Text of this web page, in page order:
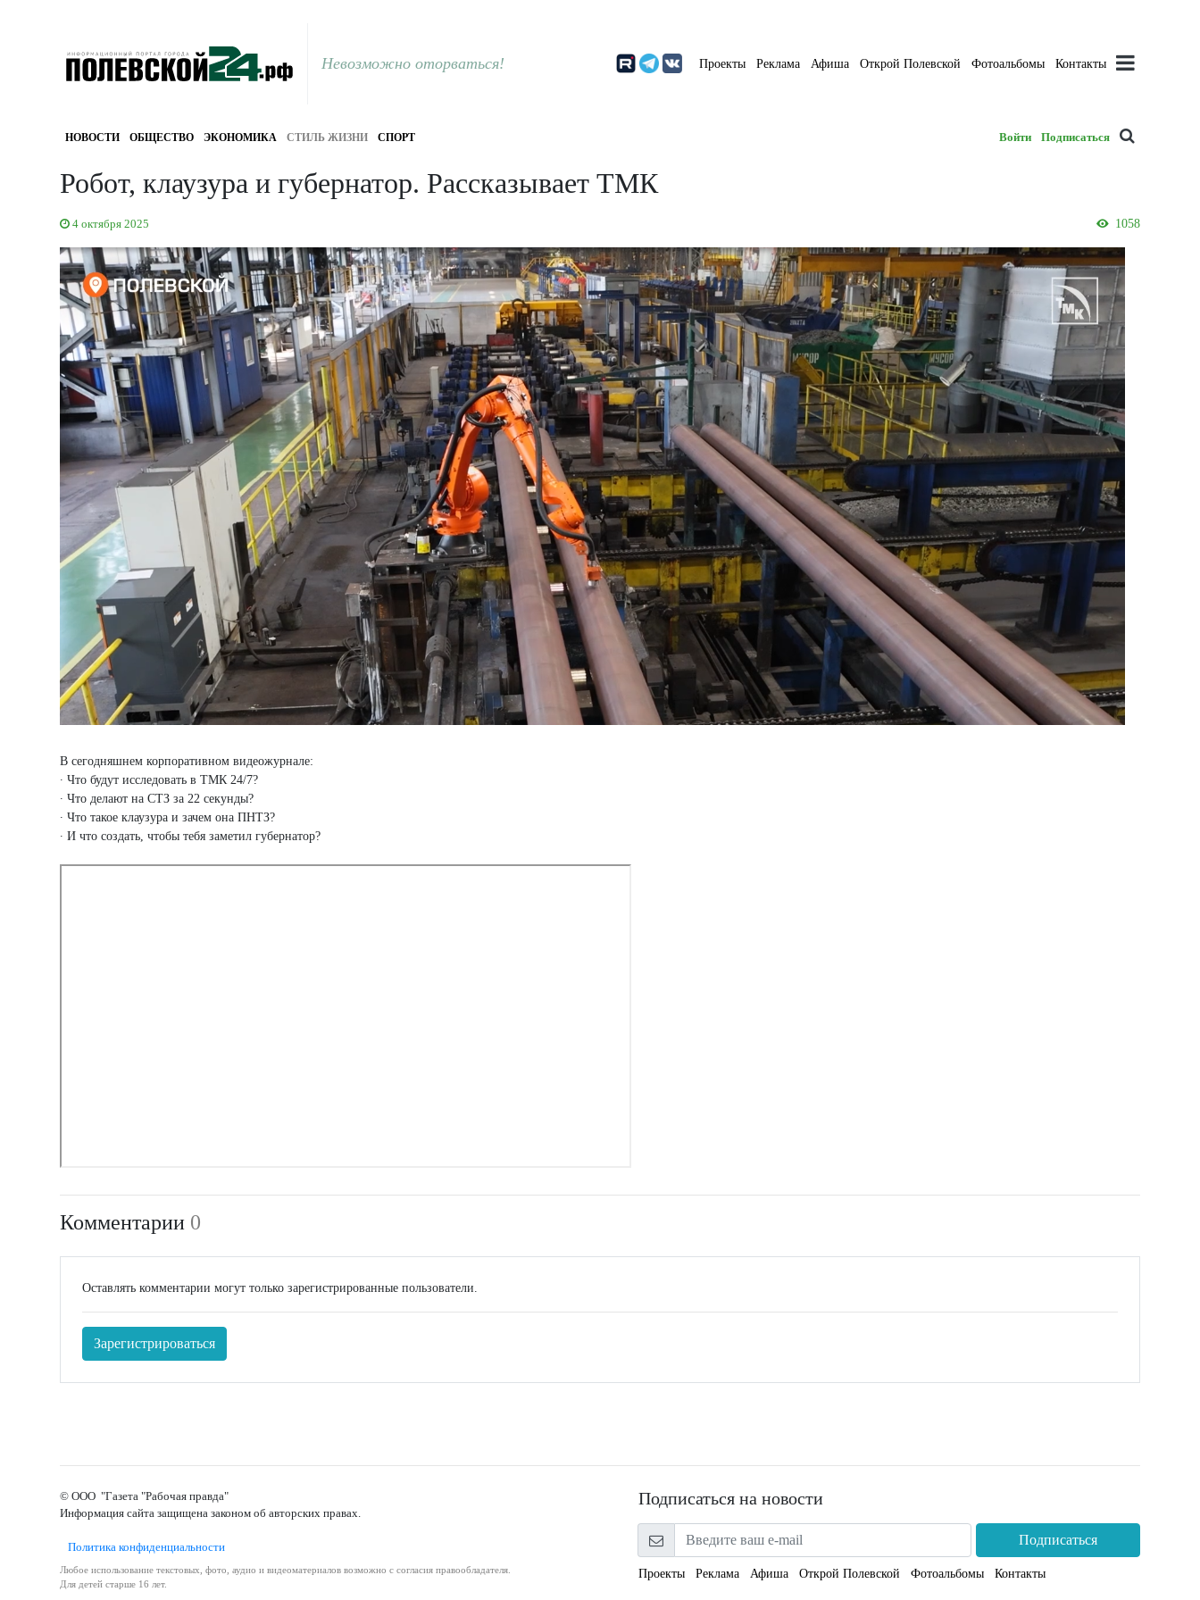
Невозможно оторваться! Проекты Реклама Афиша Открой Полевской Фотоальбомы Контакты
НОВОСТИ ОБЩЕСТВО ЭКОНОМИКА СТИЛЬ ЖИЗНИ СПОРТ Войти Подписаться
Робот, клаузура и губернатор. Рассказывает ТМК
4 октября 2025 1058
В сегодняшнем корпоративном видеожурнале:
∙ Что будут исследовать в ТМК 24/7?
∙ Что делают на СТЗ за 22 секунды?
∙ Что такое клаузура и зачем она ПНТЗ?
∙ И что создать, чтобы тебя заметил губернатор?
Комментарии 0
Оставлять комментарии могут только зарегистрированные пользователи.
Зарегистрироваться
© ООО "Газета "Рабочая правда"
Информация сайта защищена законом об авторских правах.
Политика конфиденциальности
Любое использование текстовых, фото, аудио и видеоматериалов возможно с согласия правообладателя.
Для детей старше 16 лет.
Подписаться на новости
Подписаться
Проекты Реклама Афиша Открой Полевской Фотоальбомы Контакты